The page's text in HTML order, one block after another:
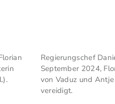
Regierungschef
September 2024,
von Vaduz und
vereidigt.